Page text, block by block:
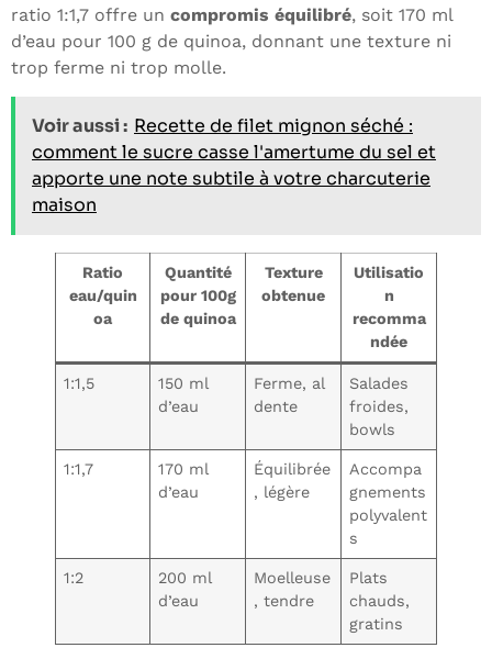
ratio 1:1,7 offre un compromis équilibré, soit 170 ml
d’eau pour 100 g de quinoa, donnant une texture ni
trop ferme ni trop molle.
Voir aussi : Recette de filet mignon séché :
comment le sucre casse l'amertume du sel et
apporte une note subtile à votre charcuterie
maison
Ratio
eau/quin
oa
Quantité
pour 100g
de quinoa
Texture
obtenue
Utilisatio
n
recomma
ndée
1:1,5
150 ml
d’eau
Ferme, al
dente
Salades
froides,
bowls
1:1,7
170 ml
d’eau
Équilibrée
, légère
Accompa
gnements
polyvalent
s
1:2
200 ml
d’eau
Moelleuse
, tendre
Plats
chauds,
gratins